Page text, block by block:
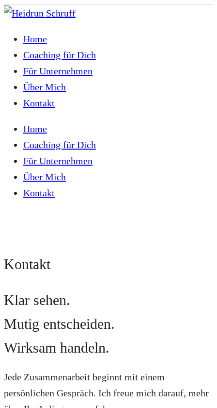
Home
Coaching für Dich
Für Unternehmen
Über Mich
Kontakt
Home
Coaching für Dich
Für Unternehmen
Über Mich
Kontakt
Kontakt
Klar sehen.
Mutig entscheiden.
Wirksam handeln.
Jede Zusammenarbeit beginnt mit einem
persönlichen Gespräch. Ich freue mich darauf, mehr